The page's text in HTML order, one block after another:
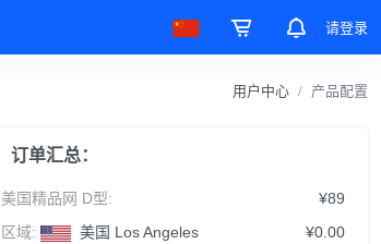
请登录
用户中心 产品配置
订单汇总：
美国精品网 D型:
¥89
区域:
美国 Los Angeles
¥0.00